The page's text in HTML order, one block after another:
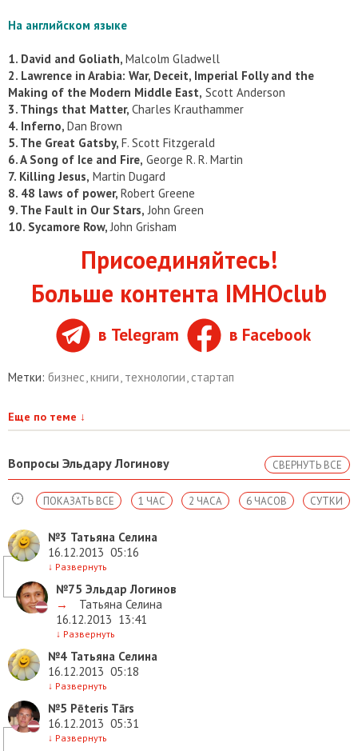
На английском языке
1. David and Goliath, Malcolm Gladwell
2. Lawrence in Arabia: War, Deceit, Imperial Folly and the
Making of the Modern Middle East, Scott Anderson
3. Things that Matter, Charles Krauthammer
4. Inferno, Dan Brown
5. The Great Gatsby, F. Scott Fitzgerald
6. A Song of Ice and Fire, George R. R. Martin
7. Killing Jesus, Martin Dugard
8. 48 laws of power, Robert Greene
9. The Fault in Our Stars, John Green
10. Sycamore Row, John Grisham
Присоединяйтесь!
Больше контента IMHOclub
в Telegram в Facebook
Метки: бизнес книги технологии стартап
Еще по теме ↓
Вопросы Эльдару Логинову СВЕРНУТЬ ВСЕ
СУТКИ
6 ЧАСОВ
2 ЧАСА
1 ЧАС
ПОКАЗАТЬ ВСЕ
№3 Татьяна Селина
16.12.2013 05:16
↓ Развернуть
№75 Эльдар Логинов
→
Татьяна Селина
16.12.2013 13:41
↓ Развернуть
№4 Татьяна Селина
16.12.2013 05:18
↓ Развернуть
№5 Pēteris Tārs
16.12.2013 05:31
↓ Развернуть